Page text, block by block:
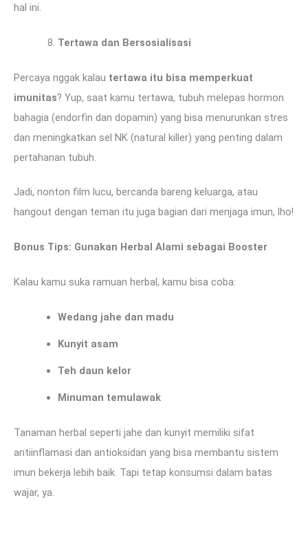
hal ini.
Tertawa dan Bersosialisasi
Percaya nggak kalau tertawa itu bisa memperkuat
imunitas? Yup, saat kamu tertawa, tubuh melepas hormon
bahagia (endorfin dan dopamin) yang bisa menurunkan stres
dan meningkatkan sel NK (natural killer) yang penting dalam
pertahanan tubuh.
Jadi, nonton film lucu, bercanda bareng keluarga, atau
hangout dengan teman itu juga bagian dari menjaga imun, lho!
Bonus Tips: Gunakan Herbal Alami sebagai Booster
Kalau kamu suka ramuan herbal, kamu bisa coba:
Wedang jahe dan madu
Kunyit asam
Teh daun kelor
Minuman temulawak
Tanaman herbal seperti jahe dan kunyit memiliki sifat
antiinflamasi dan antioksidan yang bisa membantu sistem
imun bekerja lebih baik. Tapi tetap konsumsi dalam batas
wajar, ya.